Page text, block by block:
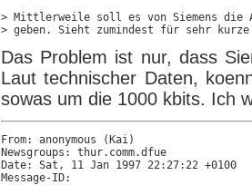
> Mittlerweile soll es von Siemens die
Das Problem ist nur, dass
Laut technischer Daten,
sowas um die 1000 kbits. Ich
From: anonymous (Kai)
Newsgroups: thur.comm.dfue
Date: Sat, 11 Jan 1997 22:27:22 +0100
Message-ID: